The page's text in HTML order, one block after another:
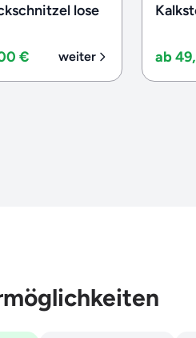
lose
€ weiter ab